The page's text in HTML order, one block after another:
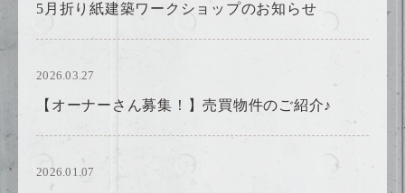
5月折り紙建築ワークショップのお知らせ
2026.03.27
【オーナーさん募集！】売買物件のご紹介♪
2026.01.07